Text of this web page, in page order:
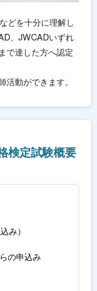
どを十分に理解し
、JWCADいずれ
で達した方へ認定
動ができます。
検定試験概要
み）
の申込み